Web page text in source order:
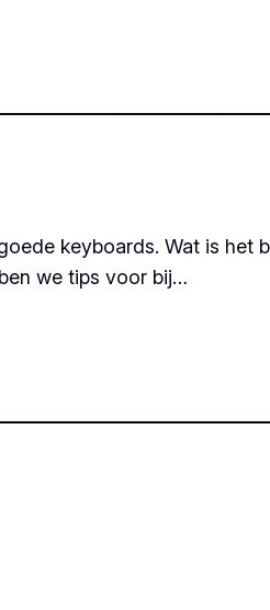
keyboards. Wat is het
we tips voor bij…